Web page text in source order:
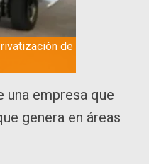
de
empresa que
genera en áreas